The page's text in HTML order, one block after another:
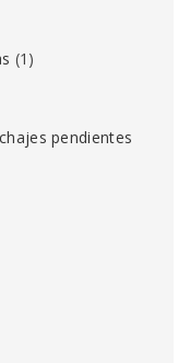
(1)
pendientes